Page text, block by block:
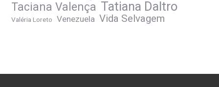
Taciana Valença Tatiana Daltro
Valéria Loreto Venezuela Vida Selvagem